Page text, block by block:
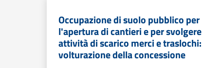
Occupazione di suolo pubblico per
l'apertura di cantieri e per svolgere
attività di scarico merci e traslochi:
volturazione della concessione